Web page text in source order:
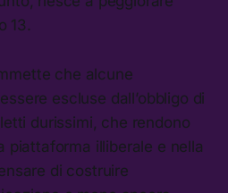
13.
che alcune
escluse dall’obbligo di
durissimi, che rendono
piattaforma illiberale e nella
di costruire